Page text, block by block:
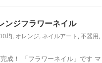
ンジフラワーネイル
均, オレンジ, ネイルアート , 不器用,
成！ 「フラワーネイル」です マ